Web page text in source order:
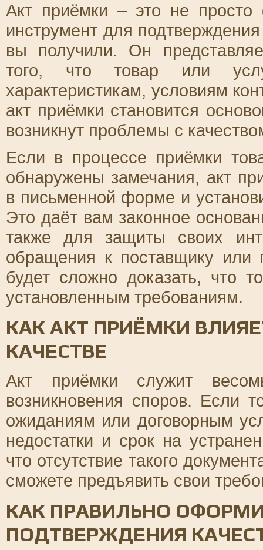
Акт приёмки – это не
инструмент для
вы получили. Он
того, что товар или
характеристикам, условиям
акт приёмки становится
возникнут проблемы с
Если в процессе приёмки
обнаружены замечания, акт
в письменной форме и
Это даёт вам законное
также для защиты своих
обращения к поставщику или
будет сложно доказать, что
установленным требованиям.
КАК АКТ ПРИЁМКИ
КАЧЕСТВЕ
Акт приёмки служит
возникновения споров. Если
ожиданиям или договорным
недостатки и срок на
что отсутствие такого
сможете предъявить свои
КАК ПРАВИЛЬНО
ПОДТВЕРЖДЕНИЯ